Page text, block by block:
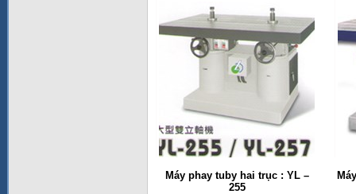
Máy phay tuby hai trục : YL –
255